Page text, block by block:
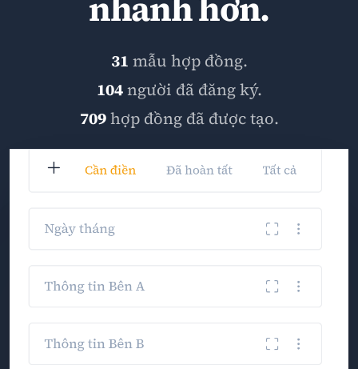
31 mẫu hợp đồng.
104người đã đăng ký.
709hợp đồng đã được tạo.